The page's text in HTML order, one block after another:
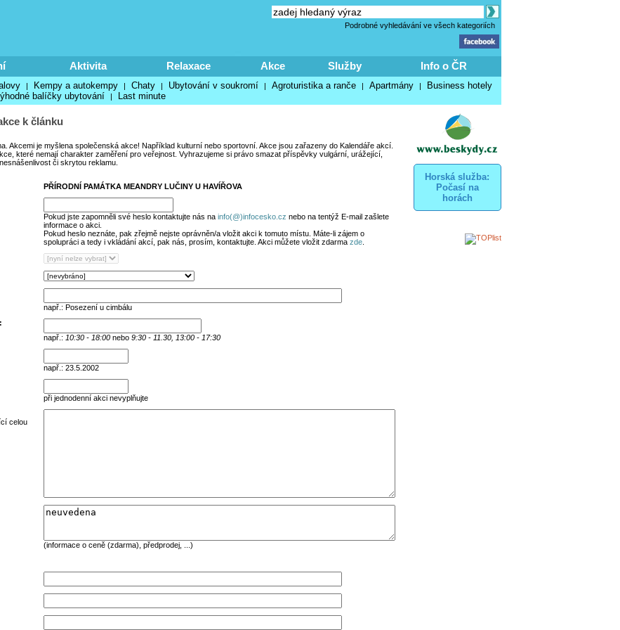
Podrobné vyhledávání ve všech kategoriích
Aktivita Relaxace Akce Služby Info o ČR
| Kempy a autokempy | Chaty | Ubytování v soukromí | Agroturistika a ranče | Apartmány | Business hotely
balíčky ubytování | Last minute
Horská služba:
Počasí na
horách
k článku
Akcemi je myšlena společenská akce! Například kulturní nebo sportovní. Akce jsou zařazeny do Kalendáře akcí.
které nemají charakter zaměření pro veřejnost. Vyhrazujeme si právo smazat příspěvky vulgární, urážející,
či skrytou reklamu.
PŘÍRODNÍ PAMÁTKA MEANDRY LUČINY U HAVÍŘOVA
Pokud jste zapomněli své heslo kontaktujte nás na info(@)infocesko.cz nebo na tentýž E-mail zašlete
informace o akci.
Pokud heslo neznáte, pak zřejmě nejste oprávněn/a vložit akci k tomuto místu. Máte-li zájem o
spolupráci a tedy i vkládání akcí, pak nás, prosím, kontaktujte. Akci můžete vložit zdarma zde.
např.: Posezení u cimbálu
např.: 10:30 - 18:00nebo 9:30 - 11.30, 13:00 - 17:30
např.: 23.5.2002
při jednodenní akci nevyplňujte
celou
(informace o ceně (zdarma), předprodej, ...)